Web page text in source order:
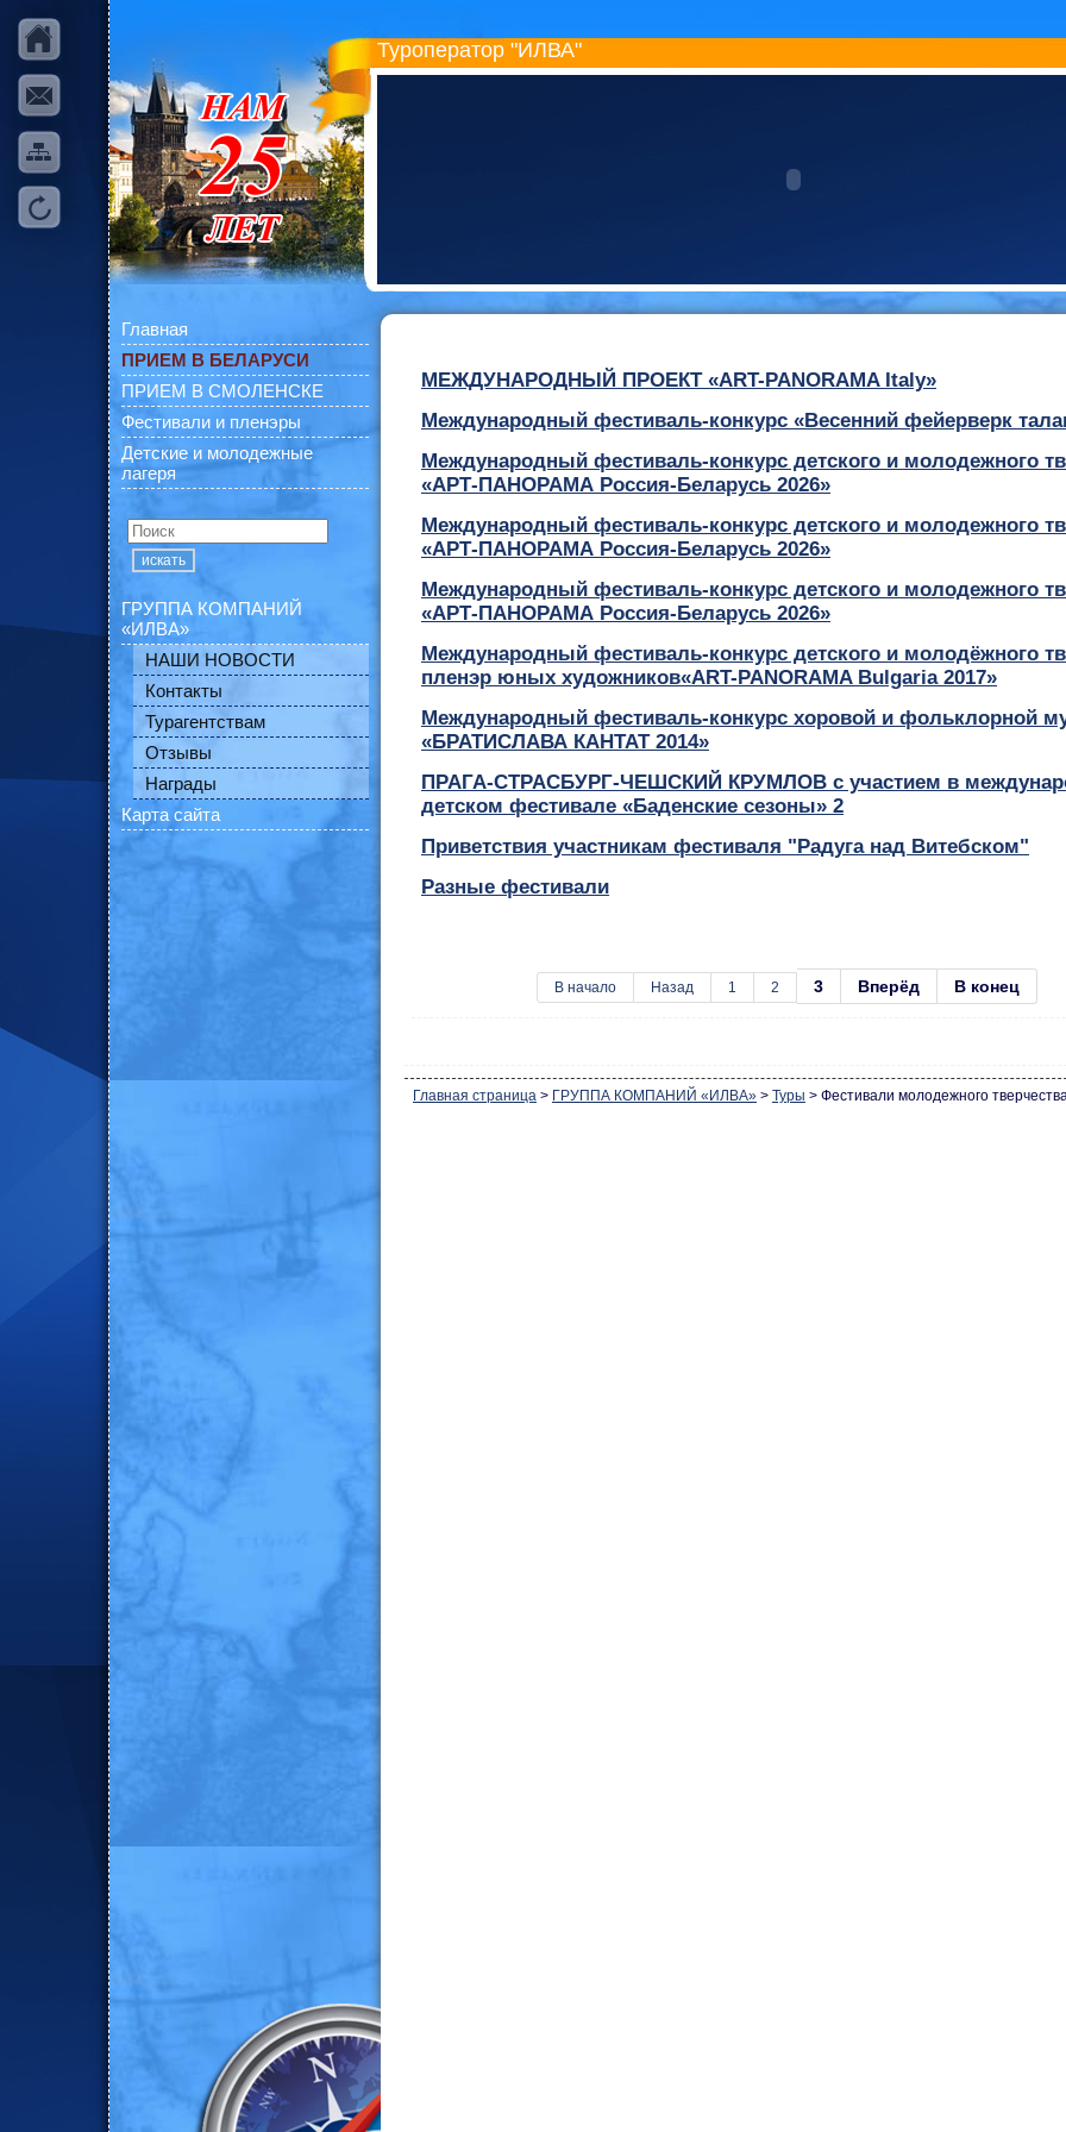
Туроператор "ИЛВА"
Главная
ПРИЕМ В БЕЛАРУСИ
ПРИЕМ В СМОЛЕНСКЕ
Фестивали и пленэры
Детские и молодежные
лагеря
искать
ГРУППА КОМПАНИЙ
«ИЛВА»
НАШИ НОВОСТИ
Контакты
Турагентствам
Отзывы
Награды
Карта сайта
МЕЖДУНАРОДНЫЙ ПРОЕКТ «ART-PANORAMA Italy»
Международный фестиваль-конкурс «Весенний фейерверк
Международный фестиваль-конкурс детского и молодежного
«АРТ-ПАНОРАМА Россия-Беларусь 2026»
Международный фестиваль-конкурс детского и молодежного
«АРТ-ПАНОРАМА Россия-Беларусь 2026»
Международный фестиваль-конкурс детского и молодежного
«АРТ-ПАНОРАМА Россия-Беларусь 2026»
Международный фестиваль-конкурс детского и молодёжного
пленэр юных художников«ART-PANORAMA Bulgaria 2017»
Международный фестиваль-конкурс хоровой и фольклорной
«БРАТИСЛАВА КАНТАТ 2014»
ПРАГА-СТРАСБУРГ-ЧЕШСКИЙ КРУМЛОВ с участием в
детском фестивале «Баденские сезоны» 2
Приветствия участникам фестиваля "Радуга над Витебском"
Разные фестивали
В начало Назад 1 2 3 Вперёд В конец
Главная страница > ГРУППА КОМПАНИЙ «ИЛВА» > Туры > Фестивали молодежного